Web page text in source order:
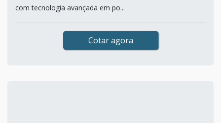
com tecnologia avançada em po...
Cotar agora